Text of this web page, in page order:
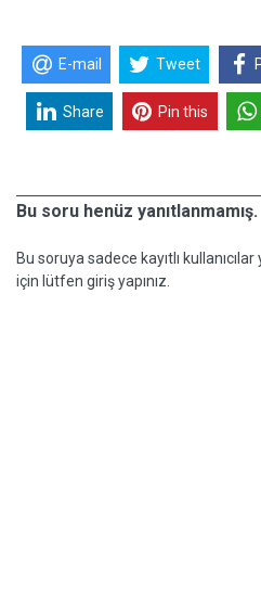
E-mail Tweet
Share Pin this
Bu soru henüz yanıtlanmamış.
Bu soruya sadece kayıtlı
için lütfen giriş yapınız.